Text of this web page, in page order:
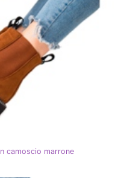
camoscio marrone